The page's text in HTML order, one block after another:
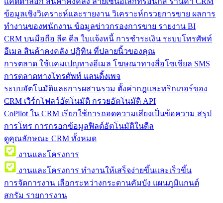
ข้อมูลเชิงวิเคราะห์และรายงาน วิเคราะห์กรวยการขาย ผลการ
ทำงานของพนักงาน ข้อมูลข่าวกรองการขาย รายงาน BI
CRM บนมือถือ ลีด ดีล ใบแจ้งหนี้ การชำระเงิน ระบบโทรศัพท์
อีเมล สินค้าคงคลัง ปฏิทิน ที่ปลายนิ้วของคุณ
การตลาด ใช้แคมเปญทางอีเมล โฆษณาทางสื่อโซเชียล SMS
การตลาดทางโทรศัพท์ แลนดิ้งเพจ
ระบบอัตโนมัติและการผสานรวม ตั้งค่ากฎและทริกเกอร์ของ
CRM เวิร์กโฟลว์อัตโนมัติ กรวยอัตโนมัติ API
CoPilot ใน CRM เรียกใช้การถอดความเสียงเป็นข้อความ สรุป
การโทร การกรอกข้อมูลฟิลด์อัตโนมัติในดีล
ดูคุณลักษณะ CRM ทั้งหมด
งานและโครงการ
งานและโครงการ ทำงานให้เสร็จง่ายขึ้นและเร็วขึ้น
การจัดการงาน เลือกระหว่างกระดานคัมบัง แผนภูมิแกนต์
สกรัม รายการงาน